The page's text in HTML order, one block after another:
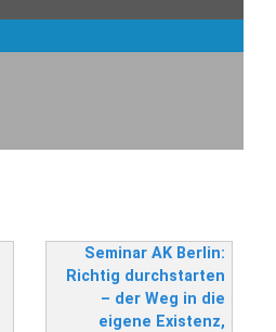
Seminar AK Berlin:
Richtig durchstarten
– der Weg in die
eigene Existenz,